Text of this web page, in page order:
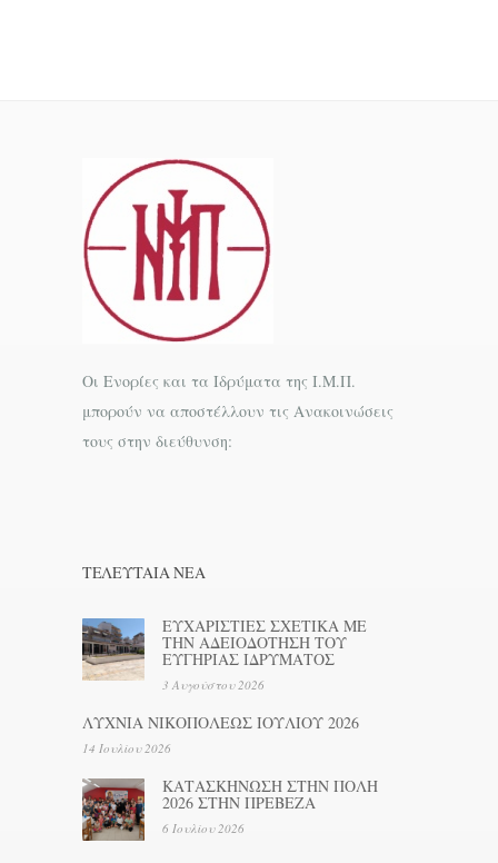
Οι Ενορίες και τα Ιδρύματα της Ι.Μ.Π.
μπορούν να αποστέλλουν τις Ανακοινώσεις
τους στην διεύθυνση:
ΤΕΛΕΥΤΑΊΑ ΝΕΑ
ΕΥΧΑΡΙΣΤΙΕΣ ΣΧΕΤΙΚΑ ΜΕ
ΤΗΝ ΑΔΕΙΟΔΟΤΗΣΗ ΤΟΥ
ΕΥΓΗΡΙΑΣ ΙΔΡΥΜΑΤΟΣ
3 Αυγούστου 2026
ΛΥΧΝΙΑ ΝΙΚΟΠΟΛΕΩΣ ΙΟΥΛΙΟΥ 2026
14 Ιουλίου 2026
ΚΑΤΑΣΚΗΝΩΣΗ ΣΤΗΝ ΠΟΛΗ
2026 ΣΤΗΝ ΠΡΕΒΕΖΑ
6 Ιουλίου 2026